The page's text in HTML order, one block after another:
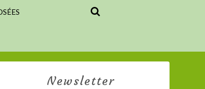
Newsletter